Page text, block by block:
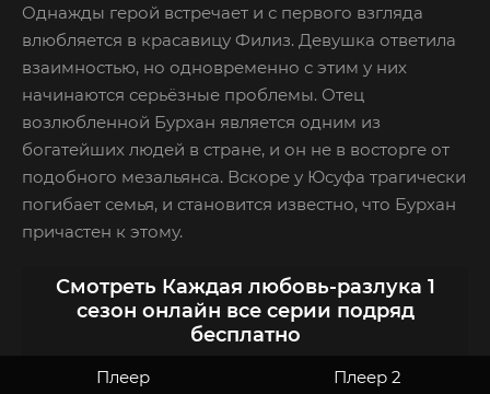
Однажды герой встречает и с первого взгляда
влюбляется в красавицу Филиз. Девушка ответила
взаимностью, но одновременно с этим у них
начинаются серьёзные проблемы. Отец
возлюбленной Бурхан является одним из
богатейших людей в стране, и он не в восторге от
подобного мезальянса. Вскоре у Юсуфа трагически
погибает семья, и становится известно, что Бурхан
причастен к этому.
Смотреть Каждая любовь-разлука 1
сезон онлайн все серии подряд
бесплатно
Плеер Плеер 2